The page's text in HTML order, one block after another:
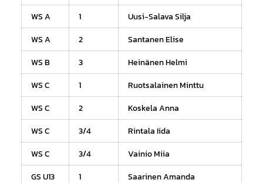
WS A
1
Uusi-Salava Silja
WS A
2
Santanen Elise
WS B
3
Heinänen Helmi
WS C
1
Ruotsalainen Minttu
WS C
2
Koskela Anna
WS C
3/4
Rintala Iida
WS C
3/4
Vainio Miia
GS U13
1
Saarinen Amanda